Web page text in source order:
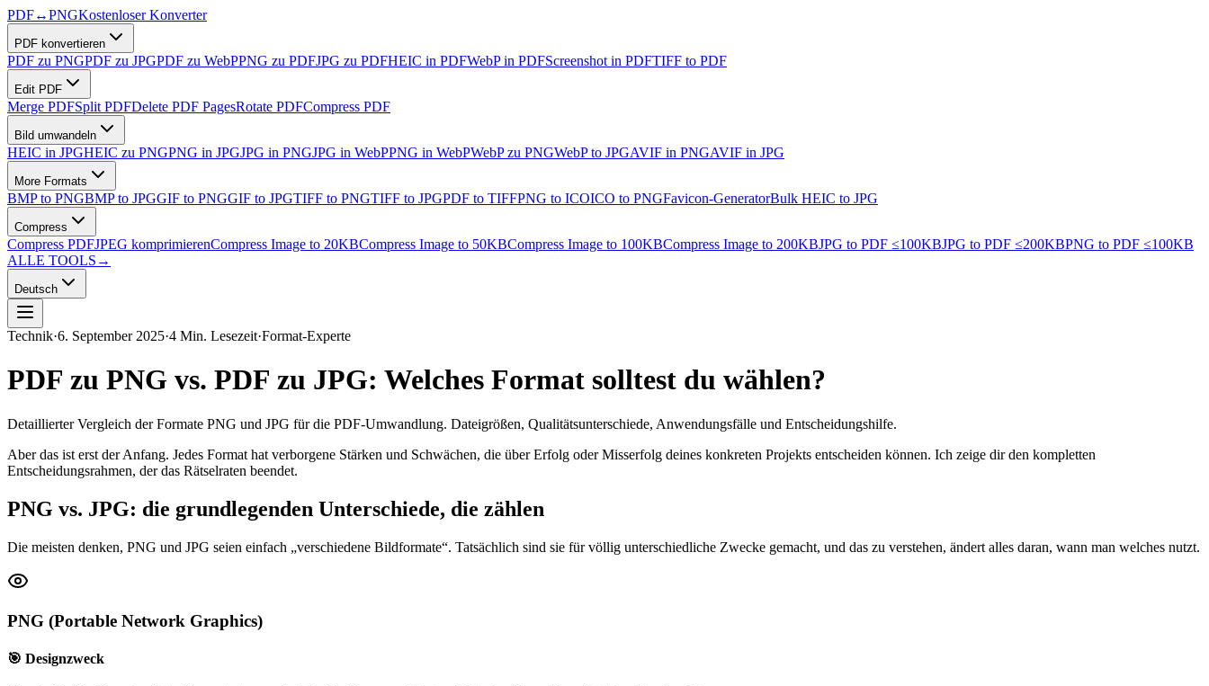
PDF↔PNGKostenloser Konverter
PDF konvertieren
PDF zu PNGPDF zu JPGPDF zu WebPPNG zu PDFJPG zu PDFHEIC in PDFWebP in PDFScreenshot in PDFTIFF to PDF
Edit PDF
Merge PDFSplit PDFDelete PDF PagesRotate PDFCompress PDF
Bild umwandeln
HEIC in JPGHEIC zu PNGPNG in JPGJPG in PNGJPG in WebPPNG in WebPWebP zu PNGWebP to JPGAVIF in PNGAVIF in JPG
More Formats
BMP to PNGBMP to JPGGIF to PNGGIF to JPGTIFF to PNGTIFF to JPGPDF to TIFFPNG to ICOICO to PNGFavicon-GeneratorBulk HEIC to JPG
Compress
Compress PDFJPEG komprimierenCompress Image to 20KBCompress Image to 50KBCompress Image to 100KBCompress Image to 200KBJPG to PDF ≤100KBJPG to PDF ≤200KBPNG to PDF ≤100KB
ALLE TOOLS →
Deutsch
Technik·6. September 2025·4 Min. Lesezeit·Format-Experte
PDF zu PNG vs. PDF zu JPG: Welches Format solltest du wählen?
Detaillierter Vergleich der Formate PNG und JPG für die PDF-Umwandlung. Dateigrößen, Qualitätsunterschiede, Anwendungsfälle und Entscheidungshilfe.
Aber das ist erst der Anfang. Jedes Format hat verborgene Stärken und Schwächen, die über Erfolg oder Misserfolg deines konkreten Projekts entscheiden können. Ich zeige dir den kompletten
Entscheidungsrahmen, der das Rätselraten beendet.
PNG vs. JPG: die grundlegenden Unterschiede, die zählen
Die meisten denken, PNG und JPG seien einfach „verschiedene Bildformate“. Tatsächlich sind sie für völlig unterschiedliche Zwecke gemacht, und das zu verstehen, ändert alles daran, wann man welches nutzt.
PNG (Portable Network Graphics)
🎯 Designzweck